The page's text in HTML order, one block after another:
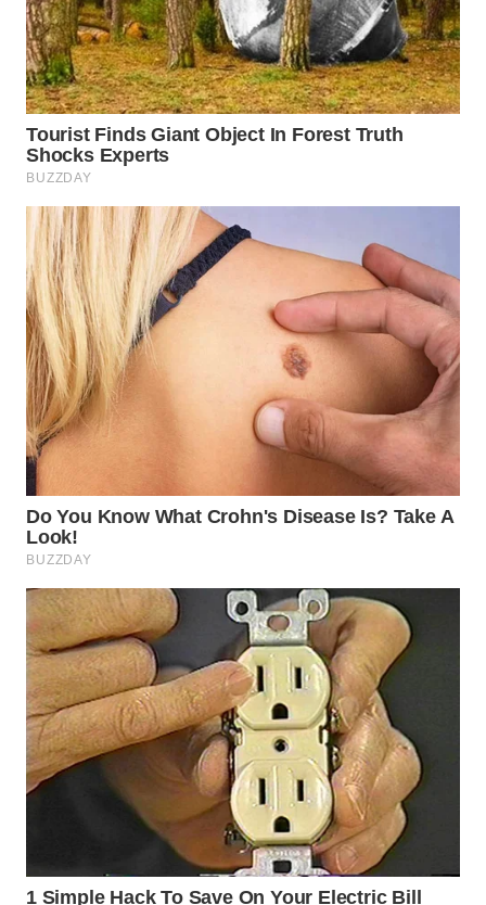
WN
TAPANULI
SELATAN
WN
TANJUNG
WN
KARO
WN
SIMALUNGUN
WN
LABUHANBATU
TAPANULI
TENGAH
WN DELI
SERDANG
WN
TEBING
TINGGI
WN
KARAWANG